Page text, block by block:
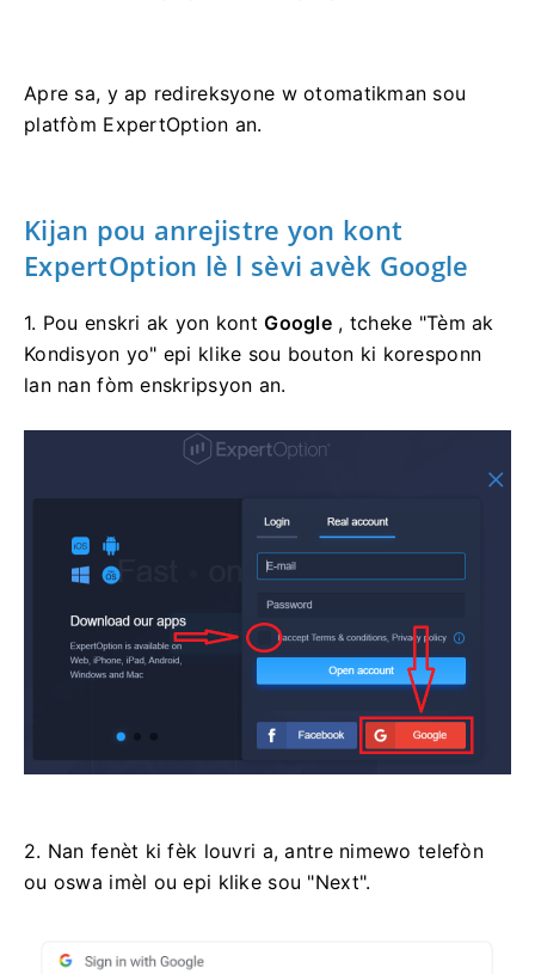
Apre sa, y ap redireksyone w otomatikman sou
platfòm ExpertOption an.
Kijan pou anrejistre yon kont
ExpertOption lè l sèvi avèk Google
1. Pou enskri ak yon kontGoogle, tcheke "Tèm ak
Kondisyon yo" epi klike sou bouton ki koresponn
lan nan fòm enskripsyon an.
2. Nan fenèt ki fèk louvri a, antre nimewo telefòn
ou oswa imèl ou epi klike sou "Next".